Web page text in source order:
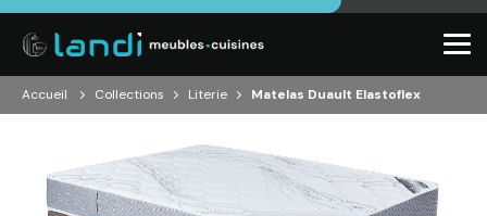
Accueil Collections Literie Matelas Duault Elastoflex